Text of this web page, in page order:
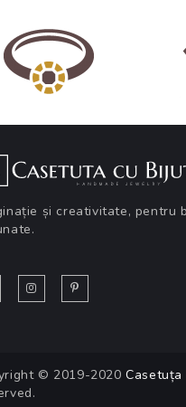
și creativitate, pentru
© 2019-2020